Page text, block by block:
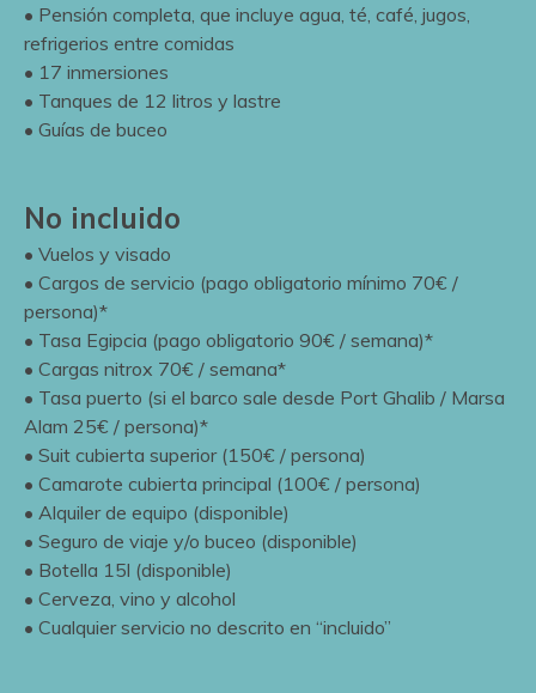
• Pensión completa, que incluye agua, té, café, jugos,
refrigerios entre comidas
• 17 inmersiones
• Tanques de 12 litros y lastre
• Guías de buceo
No incluido
• Vuelos y visado
• Cargos de servicio (pago obligatorio mínimo 70€ /
persona)*
• Tasa Egipcia (pago obligatorio 90€ / semana)*
• Cargas nitrox 70€ / semana*
• Tasa puerto (si el barco sale desde Port Ghalib / Marsa
Alam 25€ / persona)*
• Suit cubierta superior (150€ / persona)
• Camarote cubierta principal (100€ / persona)
• Alquiler de equipo (disponible)
• Seguro de viaje y/o buceo (disponible)
• Botella 15l (disponible)
• Cerveza, vino y alcohol
• Cualquier servicio no descrito en “incluido”